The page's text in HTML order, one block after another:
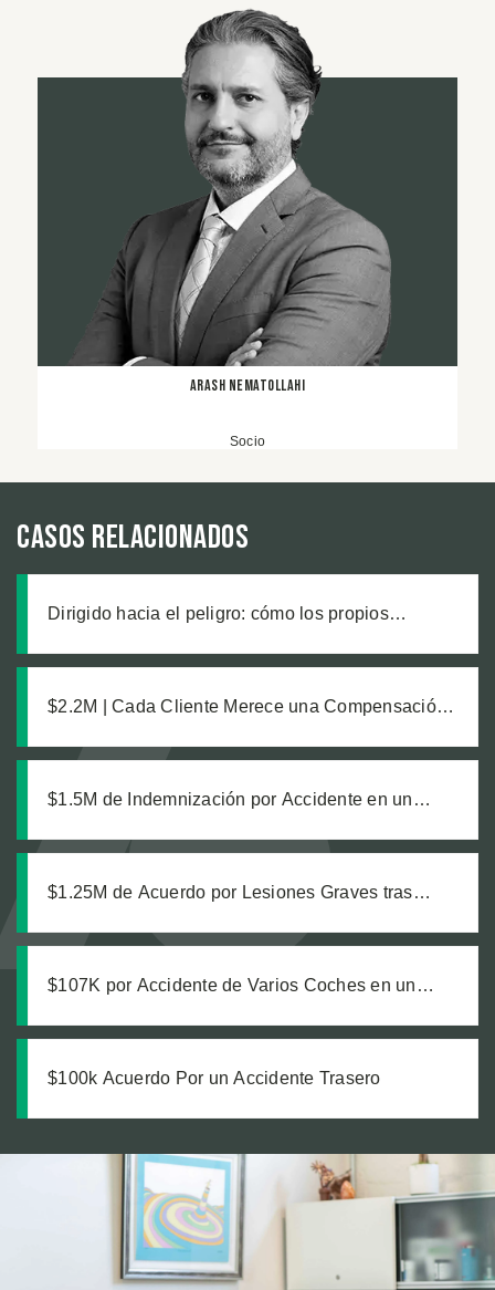
Arash Nematollahi
Socio
Casos relacionados
Dirigido hacia el peligro: cómo los propios
$2.2M | Cada Cliente Merece una Compensación
$1.5M de Indemnización por Accidente en un
$1.25M de Acuerdo por Lesiones Graves tras
$107K por Accidente de Varios Coches en un
$100k Acuerdo Por un Accidente Trasero